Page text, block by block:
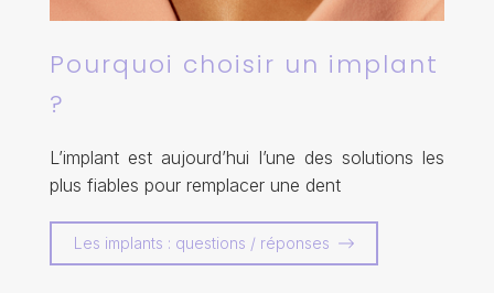
Pourquoi choisir un implant
?
L’implant est aujourd’hui l’une des solutions les
plus fiables pour remplacer une dent
Les implants : questions / réponses